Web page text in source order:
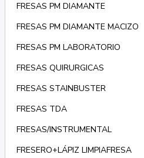
FRESAS PM DIAMANTE
FRESAS PM DIAMANTE MACIZO
FRESAS PM LABORATORIO
FRESAS QUIRURGICAS
FRESAS STAINBUSTER
FRESAS TDA
FRESAS/INSTRUMENTAL
FRESERO+LÁPIZ LIMPIAFRESA